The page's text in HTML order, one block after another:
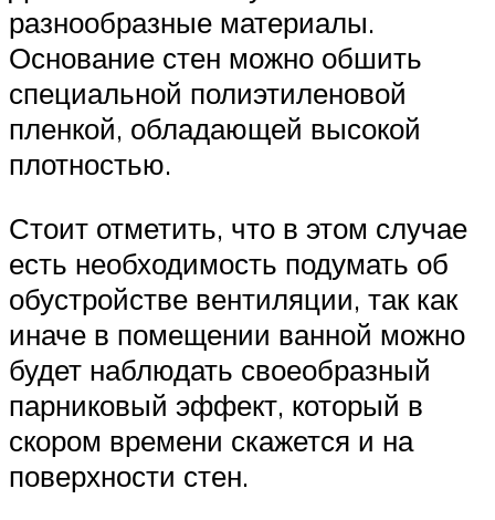
разнообразные материалы.
Основание стен можно обшить
специальной полиэтиленовой
пленкой, обладающей высокой
плотностью.
Стоит отметить, что в этом случае
есть необходимость подумать об
обустройстве вентиляции, так как
иначе в помещении ванной можно
будет наблюдать своеобразный
парниковый эффект, который в
скором времени скажется и на
поверхности стен.